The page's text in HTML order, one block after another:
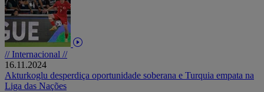
// Internacional //
16.11.2024
Akturkoglu desperdiça oportunidade soberana e Turquia empata na
Liga das Nações